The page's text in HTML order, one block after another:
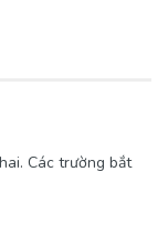
Các trường bắt